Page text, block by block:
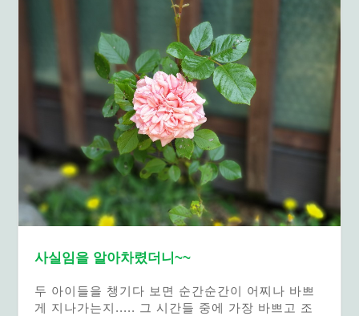
사실임을 알아차렸더니~~
두 아이들을 챙기다 보면 순간순간이 어찌나 바쁘
게 지나가는지..... 그 시간들 중에 가장 바쁘고 조